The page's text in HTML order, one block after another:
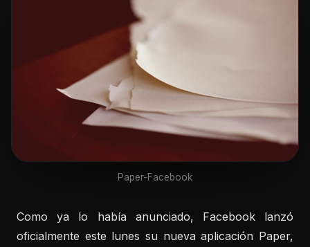
Paper-Facebook
Como ya lo había anunciado, Facebook lanzó
oficialmente este lunes su nueva aplicación Paper,